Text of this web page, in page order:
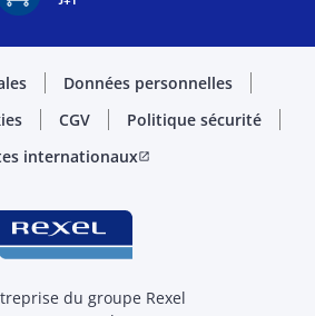
Données personnelles
CGV
Politique sécurité
internationauxopen_in_new
du groupe Rexel